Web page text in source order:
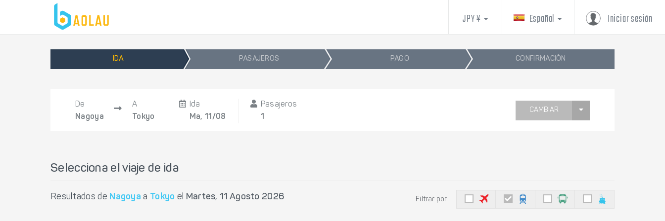
Iniciar sesión
Español
JPY ¥
IDA PASAJEROS PAGO CONFIRMACIÓN
De
Nagoya
A
Tokyo
Ida
Ma, 11/08
Pasajeros
1
CAMBIAR
Selecciona el viaje de ida
Resultados de Nagoya a Tokyo el Martes, 11 Agosto 2026 Filtrar por